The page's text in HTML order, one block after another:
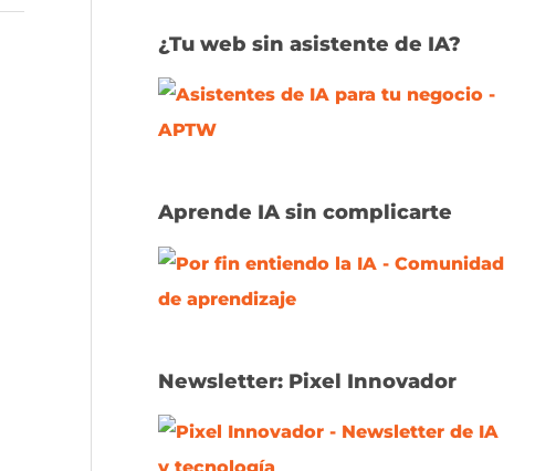
¿Tu web sin asistente de IA?
Aprende IA sin complicarte
Newsletter: Pixel Innovador